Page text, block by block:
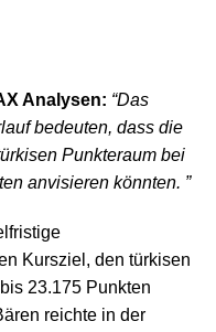
Analysen: “Das
bedeuten, dass die
Punkteraum bei
anvisieren könnten. ”
Kursziel, den türkisen
23.175 Punkten
reichte in der